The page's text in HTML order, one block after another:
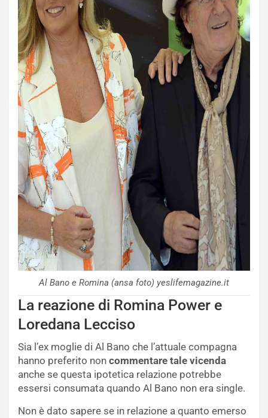
Al Bano e Romina (ansa foto) yeslifemagazine.it
La reazione di Romina Power e
Loredana Lecciso
Sia l’ex moglie di Al Bano che l’attuale compagna
hanno preferito non commentare tale vicenda
anche se questa ipotetica relazione potrebbe
essersi consumata quando Al Bano non era single.
Non è dato sapere se in relazione a quanto emerso